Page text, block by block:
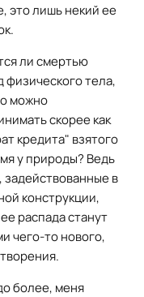
это лишь некий ее
ли смертью
физического тела,
можно
скорее как
кредита" взятого
у природы? Ведь
задействованные в
конструкции,
распада станут
чего-то нового,
более, меня